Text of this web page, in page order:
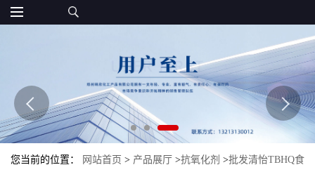
您当前的位置： 网站首页 > 产品展厅 >抗氧化剂 >批发清怡TBHQ食